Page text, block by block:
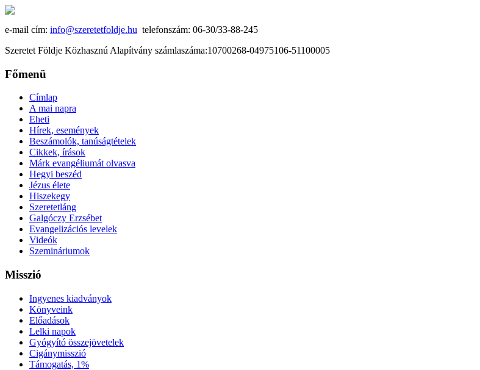
e-mail cím: info@szeretetfoldje.hu telefonszám: 06-30/33-88-245
Szeretet Földje Közhasznú Alapítvány számlaszáma:10700268-04975106-51100005
Főmenü
Címlap
A mai napra
Eheti
Hírek, események
Beszámolók, tanúságtételek
Cikkek, írások
Márk evangéliumát olvasva
Hegyi beszéd
Jézus élete
Hiszekegy
Szeretetláng
Galgóczy Erzsébet
Evangelizációs levelek
Videók
Szemináriumok
Misszió
Ingyenes kiadványok
Könyveink
Előadások
Lelki napok
Gyógyító összejövetelek
Cigánymisszió
Támogatás, 1%